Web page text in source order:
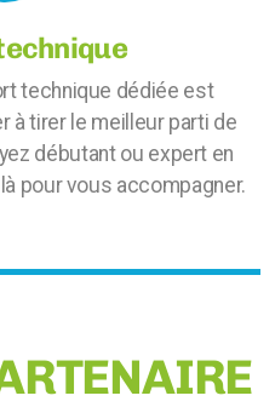
technique dédiée est
à tirer le meilleur parti de
débutant ou expert en
pour vous accompagner.